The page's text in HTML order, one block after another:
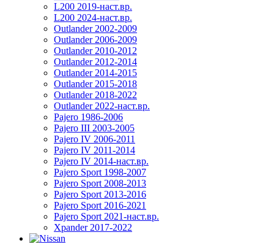
L200 2019-наст.вр.
L200 2024-наст.вр.
Outlander 2002-2009
Outlander 2006-2009
Outlander 2010-2012
Outlander 2012-2014
Outlander 2014-2015
Outlander 2015-2018
Outlander 2018-2022
Outlander 2022-наст.вр.
Pajero 1986-2006
Pajero III 2003-2005
Pajero IV 2006-2011
Pajero IV 2011-2014
Pajero IV 2014-наст.вр.
Pajero Sport 1998-2007
Pajero Sport 2008-2013
Pajero Sport 2013-2016
Pajero Sport 2016-2021
Pajero Sport 2021-наст.вр.
Xpander 2017-2022